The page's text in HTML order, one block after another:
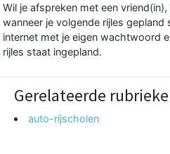
Wil je afspreken met een
wanneer je volgende rijles gepland
internet met je eigen wachtwoord
rijles staat ingepland.
Gerelateerde
auto-rijscholen